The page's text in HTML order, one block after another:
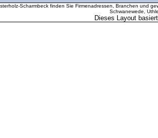
Scharmbeck finden Sie Firmenadressen, Branchen und
Schwanewede,
Dieses Layout